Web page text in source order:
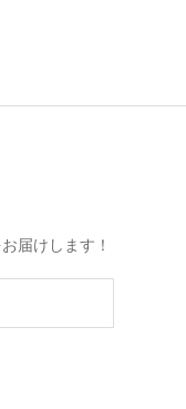
届けします！